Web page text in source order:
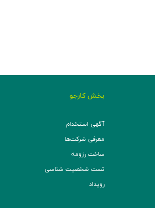
بخش کارجو
آگهی استخدام
معرفی شرکت‌ها
ساخت رزومه
تست شخصیت شناسی
رویداد